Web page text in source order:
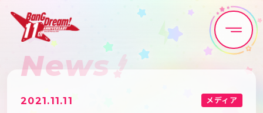
Home News
Live•Event Discography
News
2021.11.11 メディア